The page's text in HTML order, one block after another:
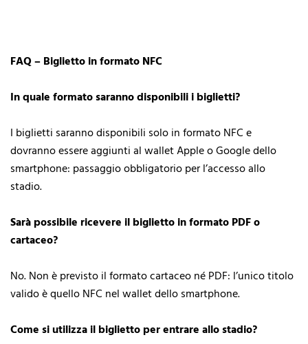
FAQ – Biglietto in formato NFC
In quale formato saranno disponibili i biglietti?
I biglietti saranno disponibili solo in formato NFC e
dovranno essere aggiunti al wallet Apple o Google dello
smartphone: passaggio obbligatorio per l’accesso allo
stadio.
Sarà possibile ricevere il biglietto in formato PDF o
cartaceo?
No. Non è previsto il formato cartaceo né PDF: l’unico titolo
valido è quello NFC nel wallet dello smartphone.
Come si utilizza il biglietto per entrare allo stadio?